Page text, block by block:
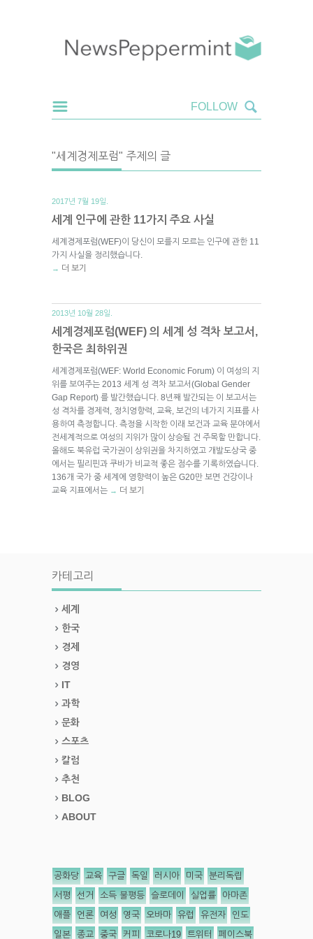
"세계경제포럼" 주제의 글
2017년 7월 19일.
세계 인구에 관한 11가지 주요 사실
세계경제포럼(WEF)이 당신이 모를지 모르는 인구에 관한 11
가지 사실을 정리했습니다.
→ 더 보기
2013년 10월 28일.
세계경제포럼(WEF) 의 세계 성 격차 보고서,
한국은 최하위권
세계경제포럼(WEF: World Economic Forum) 이 여성의 지
위를 보여주는 2013 세계 성 격차 보고서(Global Gender
Gap Report) 를 발간했습니다. 8년째 발간되는 이 보고서는
성 격차를 경제력, 정치영향력, 교육, 보건의 네가지 지표를 사
용하여 측정합니다. 측정을 시작한 이래 보건과 교육 분야에서
전세계적으로 여성의 지위가 많이 상승될 건 주목할 만합니다.
올해도 북유럽 국가권이 상위권을 차지하였고 개발도상국 중
에서는 필리핀과 쿠바가 비교적 좋은 점수를 기록하였습니다.
136개 국가 중 세계에 영향력이 높은 G20만 보면 건강이나
교육 지표에서는 → 더 보기
카테고리
세계
한국
경제
경영
IT
과학
문화
스포츠
칼럼
추천
BLOG
ABOUT
공화당 교육 구글 독일 러시아 미국 분리독립
서평 선거 소득 불평등 슬로데이 실업률 아마존
애플 언론 여성 영국 오바마 유럽 유전자 인도
일본 종교 중국 커피 코로나19 트위터 페이스북